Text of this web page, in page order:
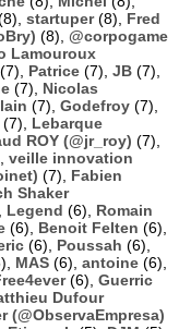
startuper(8), Fred
(8), @corpogame
Lamouroux
(7), Patrice (7), JB (7),
(7), Nicolas
(7), Godefroy (7),
(7), Lebarque
ROY (@jr_roy) (7),
veille innovation
(7), Fabien
Shaker
Legend (6), Romain
(6), Benoit Felten (6),
(6), Poussah (6),
MAS (6), antoine (6),
(6), Guerric
Dufour
(@ObservaEmpresa)